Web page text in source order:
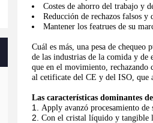
Costes de ahorro del trabajo y
Reducción de rechazos falsos y
Mantener los featrues de su
Cuál es más, una pesa de
de las industrias de la comida y de
que en el movimiento, rechazando
al cetificate del CE y del ISO, que
Las características dominantes
Apply avanzó procesamiento de
Con el cristal líquido y tangible